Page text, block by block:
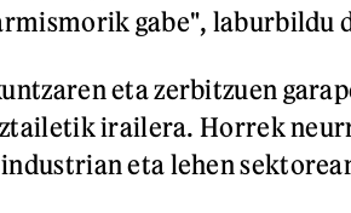
gabe", laburbildu
eta zerbitzuen
irailera. Horrek
eta lehen